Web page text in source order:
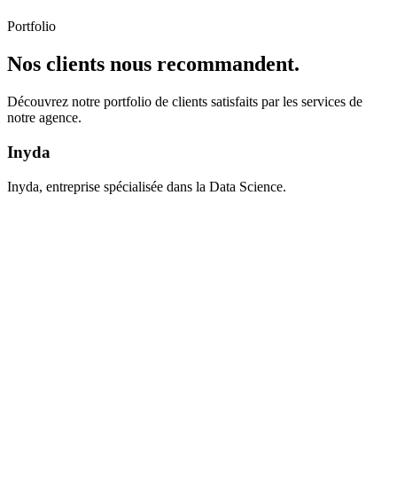
Portfolio
Nos clients nous recommandent.
Découvrez notre portfolio de clients satisfaits par les services de
notre agence.
Inyda
Inyda, entreprise spécialisée dans la Data Science.